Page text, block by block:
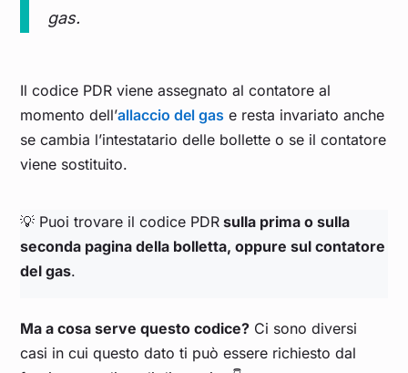
gas.
Il codice PDR viene assegnato al contatore al
momento dell’allaccio del gas e resta invariato anche
se cambia l’intestatario delle bollette o se il contatore
viene sostituito.
💡 Puoi trovare il codice PDR sulla prima o sulla
seconda pagina della bolletta, oppure sul contatore
del gas.
Ma a cosa serve questo codice? Ci sono diversi
casi in cui questo dato ti può essere richiesto dal